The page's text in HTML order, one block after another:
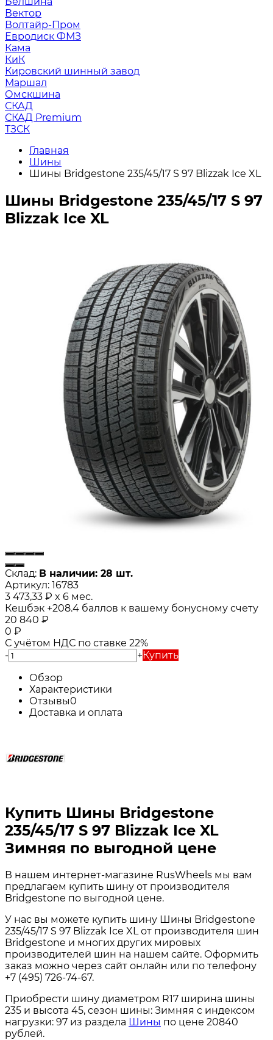
Вектор
Волтайр-Пром
Евродиск ФМЗ
Кама
КиК
Кировский шинный завод
Маршал
Омскшина
СКАД
СКАД Premium
ТЗСК
Главная
Шины
Шины Bridgestone 235/45/17 S 97 Blizzak Ice XL
Шины Bridgestone 235/45/17 S 97
Blizzak Ice XL
Склад: В наличии: 28 шт.
Артикул: 16783
3 473,33 ₽ x 6 мес.
Кешбэк +208.4 баллов к вашему бонусному счету
20 840 ₽
0 ₽
С учётом НДС по ставке 22%
-
+Купить
Обзор
Характеристики
Отзывы0
Доставка и оплата
Купить Шины Bridgestone
235/45/17 S 97 Blizzak Ice XL
Зимняя по выгодной цене
В нашем интернет-магазине RusWheels мы вам
предлагаем купить шину от производителя
Bridgestone по выгодной цене.
У нас вы можете купить шину Шины Bridgestone
235/45/17 S 97 Blizzak Ice XL от производителя шин
Bridgestone и многих других мировых
производителей шин на нашем сайте. Оформить
заказ можно через сайт онлайн или по телефону
+7 (495) 726-74-67.
Приобрести шину диаметром R17 ширина шины
235 и высота 45, сезон шины: Зимняя с индексом
нагрузки: 97 из раздела Шины по цене 20840
рублей.